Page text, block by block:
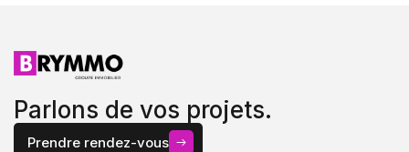
Parlons de vos projets.
Prendre rendez-vous